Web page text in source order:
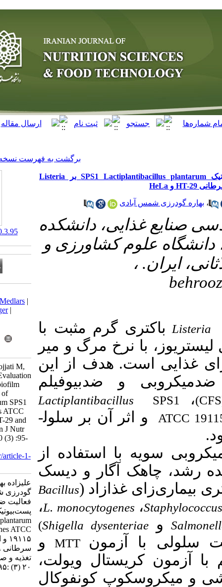
برگشت به فهرست نسخه ها
ارزیابی فعالیت ضدمیکروبی و ضدبیوفیلم پست‌بیوتیک SPS1 Lactiplantibacillus plantarum بر Listeria
دانشکده
کشاورزی و
گرم مثبت با
نرخ مرگ و میر
هدفازاین
ضدبیوفیلم
Lactiplantibacillus
آن بر سلول­
استفاده از
آگار و دیسک
Bacillus
L.،
(Shigella
آزمونMTT
ویولت،
کونفوکال
‎ 10.61882/nsft.20.3.95
BibTeX
ProCite
Send citation to:
Mendeley
Zotero
Alizadeh Behbahani B, Hojjati M,
Goudarzi Shamsabadi B. Evaluation
of Antimicrobial and Antibiofilm
Activities of the Postbiotic of
Lactiplantibacillus plantarum SPS1
on Listeria monocytogenes ATCC
19115 and Its Effect on HT-29 and
HeLa Cancer Cells. Iranian J Nutr
Sci Food Technol 2025; 20 (3) :95-
URL:http://nsft.sbmu.ac.ir/article-1-
3960-fa.html
علیزاده بهبهانی بهروز، حجتی محمد،
گودرزی شمس آبادی بهاره. ارزیابی
فعالیت ضدمیکروبی و ضدبیوفیلم
پست‌بیوتیک SPS۱
Lactiplantibacillus plantarum بر
Listeria monocytogenes ATCC
۱۹۱۱۵ و اثر آن بر سلول‌های
سرطانی HT-۲۹ و HeLa. علوم
تغذیه و صنایع غذایی ایران. ۱۴۰۴;
۲۰ (۳) :۹۵-۱۰۷